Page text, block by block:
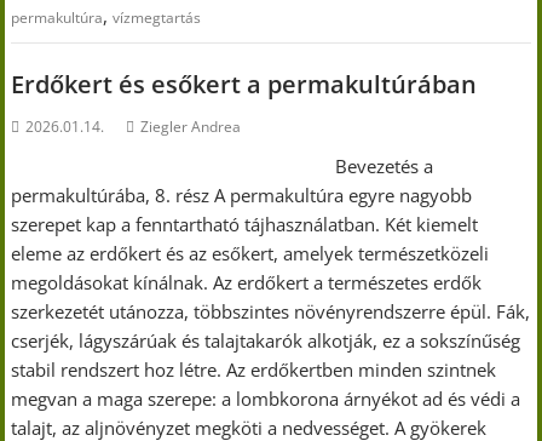
permakultúra,vízmegtartás
Erdőkert és esőkert a permakultúrában
2026.01.14. Ziegler Andrea
Bevezetés a
permakultúrába, 8. rész A permakultúra egyre nagyobb
szerepet kap a fenntartható tájhasználatban. Két kiemelt
eleme az erdőkert és az esőkert, amelyek természetközeli
megoldásokat kínálnak. Az erdőkert a természetes erdők
szerkezetét utánozza, többszintes növényrendszerre épül. Fák,
cserjék, lágyszárúak és talajtakarók alkotják, ez a sokszínűség
stabil rendszert hoz létre. Az erdőkertben minden szintnek
megvan a maga szerepe: a lombkorona árnyékot ad és védi a
talajt, az aljnövényzet megköti a nedvességet. A gyökerek